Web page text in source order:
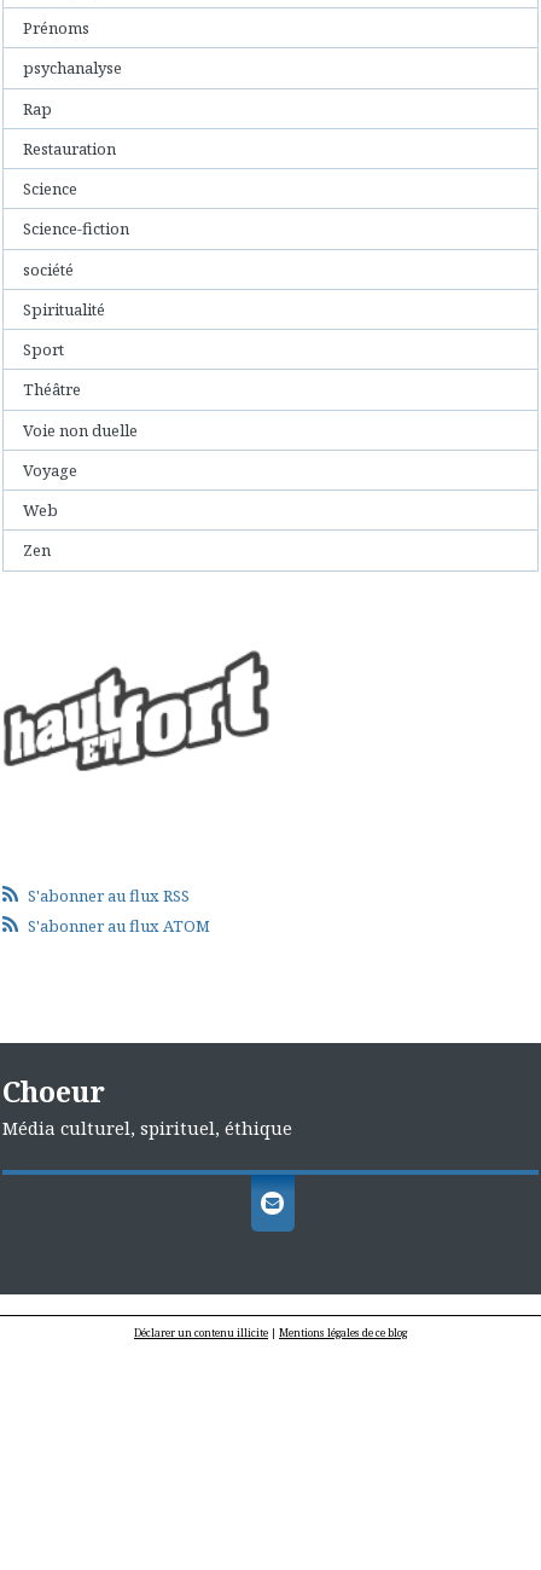
Prénoms
psychanalyse
Rap
Restauration
Science
Science-fiction
société
Spiritualité
Sport
Théâtre
Voie non duelle
Voyage
Web
Zen
S'abonner au flux RSS
S'abonner au flux ATOM
Choeur
Média culturel, spirituel, éthique
Déclarer un contenu illicite | Mentions légales de ce blog